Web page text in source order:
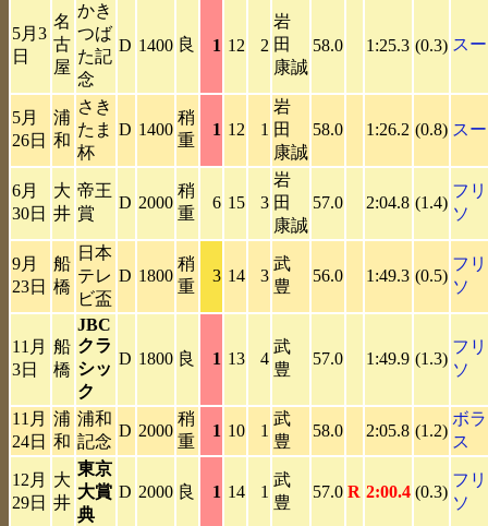
5月3
日
名
古
屋
かき
つば
た記
念
D 1400 良 1 12 2
岩
田
康誠
58.0 1:25.3 (0.3) ス
5月
26日
浦
和
さき
たま
杯
D 1400
稍
重
1 12 1
岩
田
康誠
58.0 1:26.2 (0.8) ス
6月
30日
大
井
帝王
賞
D 2000
稍
重
6 15 3
岩
田
康誠
57.0 2:04.8 (1.4)
フ
ソ
9月
23日
船
橋
日本
テレ
ビ盃
D 1800
稍
重
3 14 3
武
豊
56.0 1:49.3 (0.5)
フ
ソ
11月
3日
船
橋
JBC
クラ
シッ
ク
D 1800 良 1 13 4
武
豊
57.0 1:49.9 (1.3)
フ
ソ
11月
24日
浦
和
浦和
記念
D 2000
稍
重
1 10 1
武
豊
58.0 2:05.8 (1.2)
ボ
ス
12月
29日
大
井
東京
大賞
典
D 2000 良 1 14 1
武
豊
57.0 R 2:00.4 (0.3)
フ
ソ